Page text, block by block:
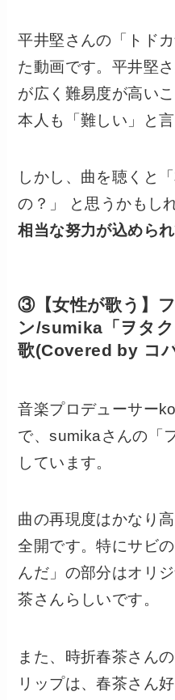
平井堅さんの「トド
た動画です。平井堅
が広く難易度が高い
本人も「難しい」と言
しかし、曲を聴くと
の？」 と思うかもし
相当な努力が込めら
③【女性が歌う】
ン/sumika「ヲタ
歌(Covered by コ
音楽プロデューサー
で、sumikaさんの「
しています。
曲の再現度はかなり
全開です。特にサビ
んだ」の部分はオリ
茶さんらしいです。
また、時折春茶さん
リップは、春茶さん